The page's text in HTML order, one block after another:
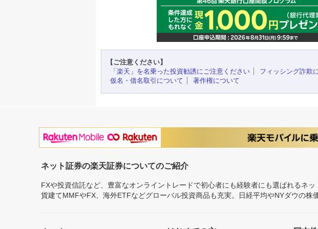
【ご注意ください】
「楽天」を名乗った投資勧誘にご注意ください
フィッシング詐欺
仮名・借名取引について
著作権について
ネット証券の楽天証券についてのご紹介
FXや投資信託など、豊富なオンライントレードで初心者にも経験者にも選ばれるネ
貨建てMMFやFX、海外ETFなどグローバル投資商品も充実。日経平均やNYダウの株